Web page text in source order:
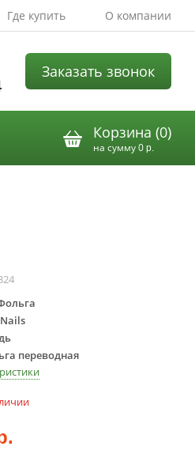
Где купить О компании
Заказать звонок
Корзина (0)
на сумму0 р.
переводная